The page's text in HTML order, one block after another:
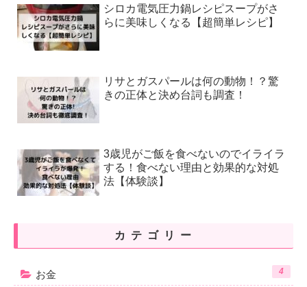
シロカ電気圧力鍋レシピスープがさ
らに美味しくなる【超簡単レシピ】
リサとガスパールは何の動物！？驚
きの正体と決め台詞も調査！
3歳児がご飯を食べないのでイライラ
する！食べない理由と効果的な対処
法【体験談】
カテゴリー
お金 4